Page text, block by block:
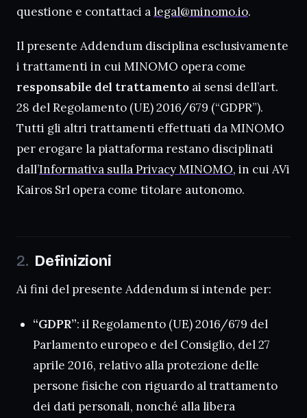
questione e contattaci alegal@minomo.io.
Il presente Addendum disciplina esclusivamente
i trattamenti in cui MINOMO opera come
responsabile del trattamento ai sensi dell’art.
28 del Regolamento (UE) 2016/679 (“GDPR”).
Tutti gli altri trattamenti effettuati da MINOMO
per erogare la piattaforma restano disciplinati
dall’Informativa sulla Privacy MINOMO, in cui AVi
Kairos Srl opera come titolare autonomo.
Definizioni
Ai fini del presente Addendum si intende per:
“GDPR”: il Regolamento (UE) 2016/679 del
Parlamento europeo e del Consiglio, del 27
aprile 2016, relativo alla protezione delle
persone fisiche con riguardo al trattamento
dei dati personali, nonché alla libera